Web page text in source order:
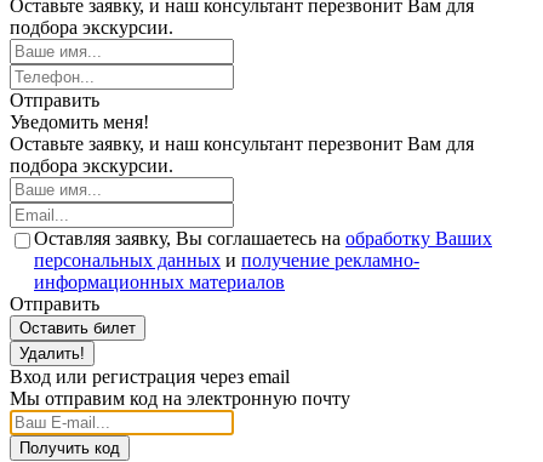
Оставьте заявку, и наш консультант перезвонит Вам для
подбора экскурсии.
Отправить
Уведомить меня!
Оставьте заявку, и наш консультант перезвонит Вам для
подбора экскурсии.
Оставляя заявку, Вы соглашаетесь на обработку Ваших
персональных данных и получение рекламно-
информационных материалов
Отправить
Оставить билет
Удалить!
Вход или регистрация через email
Мы отправим код на электронную почту
Получить код